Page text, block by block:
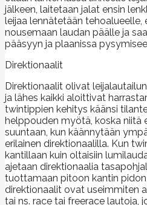
jälkeen, laitetaan jalat ensin
leijaa lennätetään tehoalueelle,
nousemaan laudan päälle ja
pääsyyn ja plaanissa
Direktionaalit
Direktionaalit olivat
ja lähes kaikki aloittivat
twintippien kehitys käänsi
helppouden myötä, koska niitä
suuntaan, kun käännytään
erilainen direktionaalilla. Kun
kantillaan kuin oltaisiin
ajetaan direktionaalia
tuottamaan pitoon kantin
direktionaalit ovat useimmiten
tai ns. race tai freerace lautoja,